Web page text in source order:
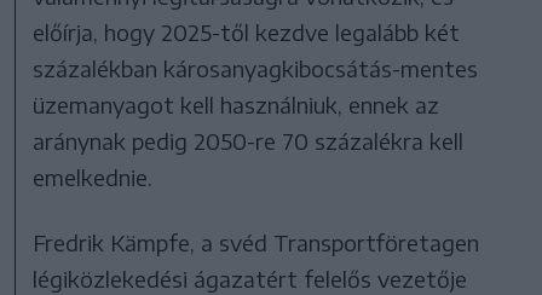
előírja, hogy 2025-től kezdve legalább két
százalékban károsanyagkibocsátás-mentes
üzemanyagot kell használniuk, ennek az
aránynak pedig 2050-re 70 százalékra kell
emelkednie.
Fredrik Kämpfe, a svéd Transportföretagen
légiközlekedési ágazatért felelős vezetője